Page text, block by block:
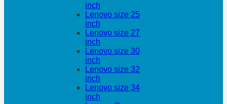
inch
Lenovo size 25
inch
Lenovo size 27
inch
Lenovo size 30
inch
Lenovo size 32
inch
Lenovo size 34
inch